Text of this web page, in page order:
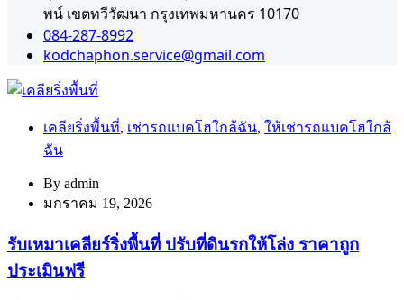
พน์ เขตทวีวัฒนา กรุงเทพมหานคร 10170
084-287-8992
kodchaphon.service@gmail.com
เคลียริ่งพื้นที่, เช่ารถแบคโฮใกล้ฉัน, ให้เช่ารถแบคโฮใกล้
ฉัน
By admin
มกราคม 19, 2026
รับเหมาเคลียร์ริ่งพื้นที่ ปรับที่ดินรกให้โล่ง ราคาถูก
ประเมินฟรี